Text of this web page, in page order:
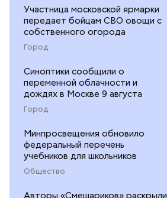
Участница московской ярмарки
передает бойцам СВО овощи с
собственного огорода
Город
Синоптики сообщили о
переменной облачности и
дождях в Москве 9 августа
Город
Минпросвещения обновило
федеральный перечень
учебников для школьников
Общество